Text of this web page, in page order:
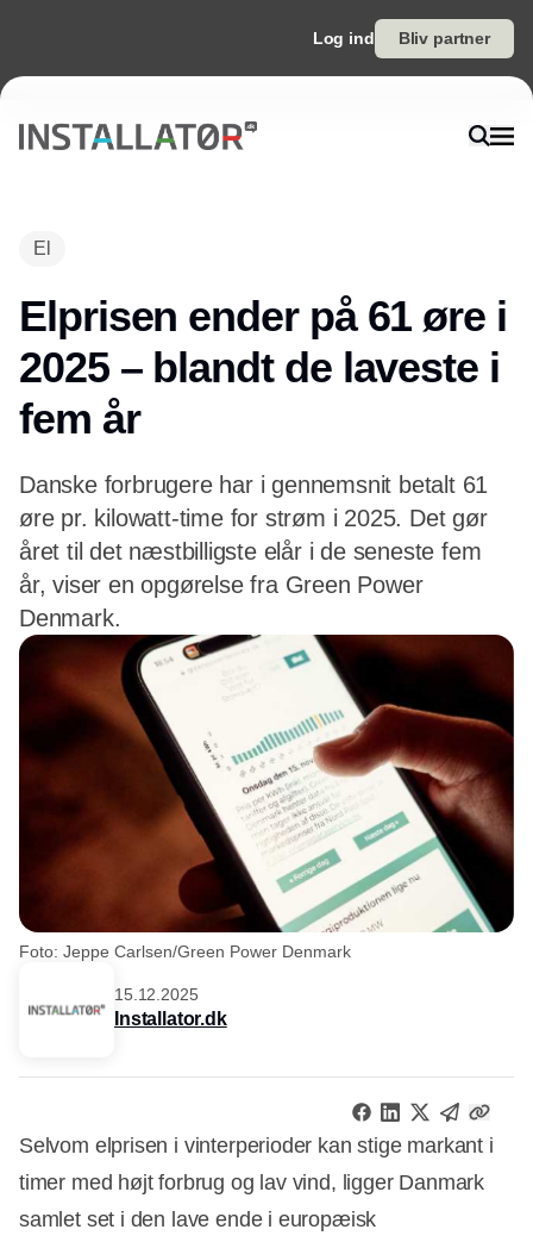
Log ind Bliv partner
El
Elprisen ender på 61 øre i
2025 – blandt de laveste i
fem år
Danske forbrugere har i gennemsnit betalt 61
øre pr. kilowatt-time for strøm i 2025. Det gør
året til det næstbilligste elår i de seneste fem
år, viser en opgørelse fra Green Power
Denmark.
Foto: Jeppe Carlsen/Green Power Denmark
15.12.2025
Installator.dk
Selvom elprisen i vinterperioder kan stige markant i
timer med højt forbrug og lav vind, ligger Danmark
samlet set i den lave ende i europæisk